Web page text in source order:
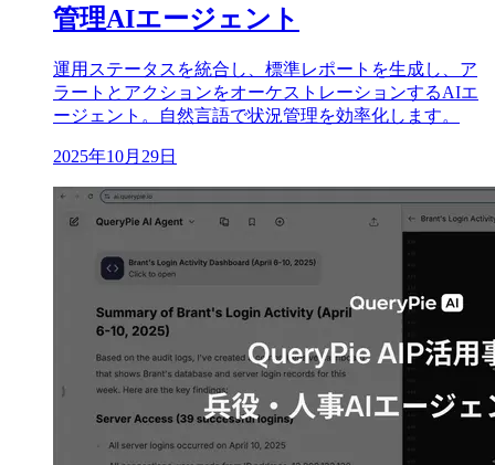
管理AIエージェント
運用ステータスを統合し、標準レポートを生成し、ア
ラートとアクションをオーケストレーションするAIエ
ージェント。自然言語で状況管理を効率化します。
2025年10月29日